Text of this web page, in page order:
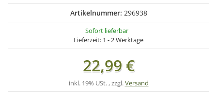
Artikelnummer: 296938
Sofort lieferbar
Lieferzeit: 1 - 2 Werktage
22,99 €
inkl. 19% USt. , zzgl.Versand